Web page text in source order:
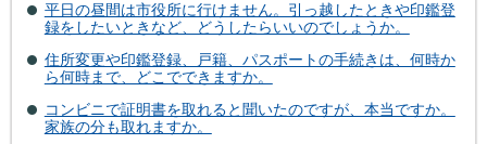
平日の昼間は市役所に行けません。引っ越したときや印鑑登
録をしたいときなど、どうしたらいいのでしょうか。
住所変更や印鑑登録、戸籍、パスポートの手続きは、何時か
ら何時まで、どこでできますか。
コンビニで証明書を取れると聞いたのですが、本当ですか。
家族の分も取れますか。